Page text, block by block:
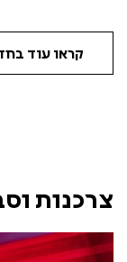
קראו עוד
צרכנות